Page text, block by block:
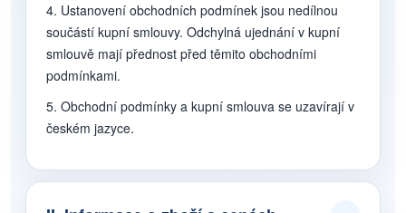
4. Ustanovení obchodních podmínek jsou nedílnou
součástí kupní smlouvy. Odchylná ujednání v kupní
smlouvě mají přednost před těmito obchodními
podmínkami.
5. Obchodní podmínky a kupní smlouva se uzavírají v
českém jazyce.